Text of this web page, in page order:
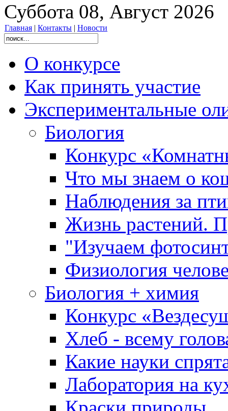
Суббота 08, Август 2026
Главная | Контакты | Новости
О конкурсе
Как принять участие
Экспериментальные
Биология
Конкурс
Что мы знаем о
Наблюдения за
Жизнь растений.
"Изучаем
Физиология
Биология + химия
Конкурс
Хлеб - всему
Какие науки
Лаборатория на